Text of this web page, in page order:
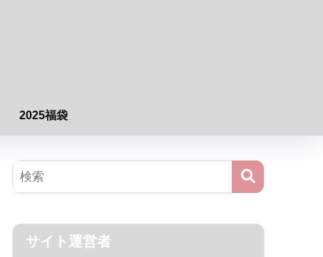
2025福袋
サイト運営者